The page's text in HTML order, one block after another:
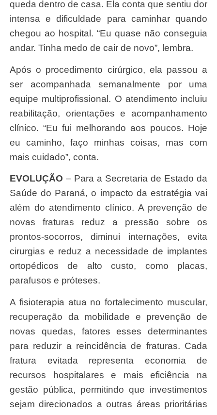
queda dentro de casa. Ela conta que sentiu dor
intensa e dificuldade para caminhar quando
chegou ao hospital. “Eu quase não conseguia
andar. Tinha medo de cair de novo”, lembra.
Após o procedimento cirúrgico, ela passou a
ser acompanhada semanalmente por uma
equipe multiprofissional. O atendimento incluiu
reabilitação, orientações e acompanhamento
clínico. “Eu fui melhorando aos poucos. Hoje
eu caminho, faço minhas coisas, mas com
mais cuidado”, conta.
EVOLUÇÃO – Para a Secretaria de Estado da
Saúde do Paraná, o impacto da estratégia vai
além do atendimento clínico. A prevenção de
novas fraturas reduz a pressão sobre os
prontos-socorros, diminui internações, evita
cirurgias e reduz a necessidade de implantes
ortopédicos de alto custo, como placas,
parafusos e próteses.
A fisioterapia atua no fortalecimento muscular,
recuperação da mobilidade e prevenção de
novas quedas, fatores esses determinantes
para reduzir a reincidência de fraturas. Cada
fratura evitada representa economia de
recursos hospitalares e mais eficiência na
gestão pública, permitindo que investimentos
sejam direcionados a outras áreas prioritárias